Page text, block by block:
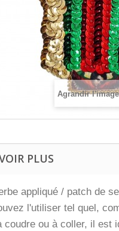
Agrandir l'image
PLUS
appliqué / patch de
l'utiliser tel quel,
coudre ou à coller, il est